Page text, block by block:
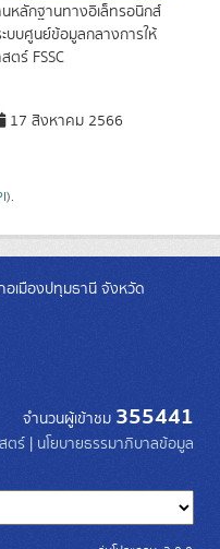
หลักฐานทางอิเล็ทรอนิกส์
บบศูนย์ข้อมูลกลางการให้
ตร์ FSSC
17 สิงหาคม 2566
).
อเมืองปทุมธานี จังหวัด
จำนวนผู้เข้าชม 355441
ตร์ | นโยบายธรรมาภิบาลข้อมูล